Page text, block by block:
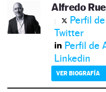
Alfredo
Perfil
Twitter
Perfil de
Linkedin
VER BIOGRAFÍA